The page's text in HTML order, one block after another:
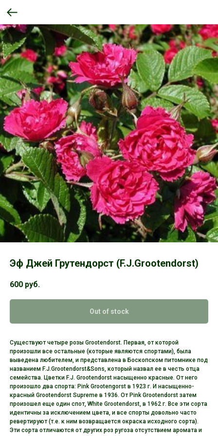
Эф Джей Грутендорст (F.J.Grootendorst)
600 руб.
Out of stock
Существуют четыре розы Grootendorst. Первая, от которой
произошли все остальные (которые являются спортами), была
выведена любителем, и представлена в Боскопском питомнике под
названием F.J.Grootendorst&Sons, который назвал ее в честь отца
семейства. Цветки F.J. Grootendorst насыщенно красные. От него
произошло два спорта: Pink Grootengorst в 1923 г. И насыщенно-
красный Grootendorst Supreme в 1936. От Pink Grootendorst затем
произошел еще один спот, White Grootendorst, в 1962 г. Все эти сорта
идентичны за исключением цвета, и все спорты довольно часто
ревертируют (т.е. к ним возвращается окраска исходного сорта).
Эти сорта отличаются от других роз ругоза отсутствием аромата и